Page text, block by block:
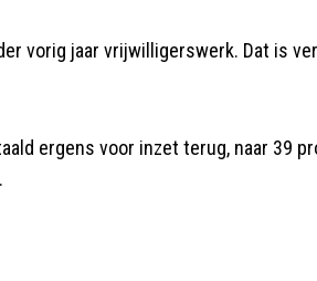
vorig jaar vrijwilligerswerk. Dat is
ergens voor inzet terug, naar 39